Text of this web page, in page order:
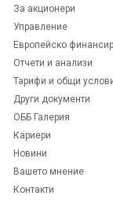
За акционери
Управление
Европейско
Отчети и анализи
Тарифи и общи
Други документи
ОББ Галерия
Кариери
Новини
Вашето мнение
Контакти